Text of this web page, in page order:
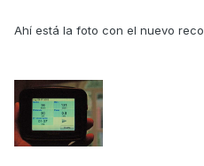
Ahí está la foto con el nuevo